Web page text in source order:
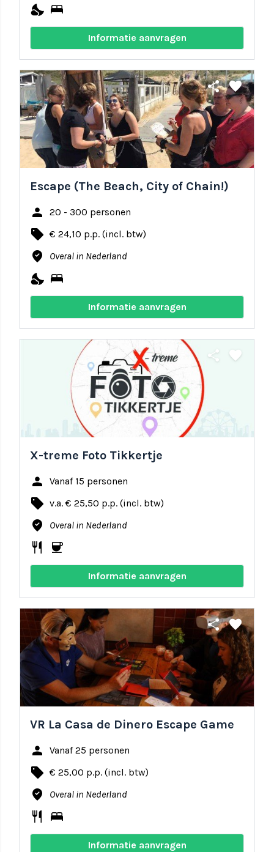
nights_stay bed
Informatie aanvragen
share favorite
Escape (The Beach, City of Chain!)
person 20 - 300 personen
local_offer € 24,10 p.p. (incl. btw)
where_to_vote Overal in Nederland
nights_stay bed
Informatie aanvragen
share favorite
X-treme Foto Tikkertje
person Vanaf 15 personen
local_offer v.a. € 25,50 p.p. (incl. btw)
where_to_vote Overal in Nederland
restaurant coffee
Informatie aanvragen
share favorite
VR La Casa de Dinero Escape Game
person Vanaf 25 personen
local_offer € 25,00 p.p. (incl. btw)
where_to_vote Overal in Nederland
restaurant bed
Informatie aanvragen